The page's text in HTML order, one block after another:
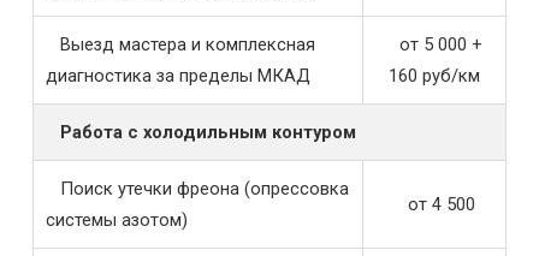
Выезд мастера и комплексная
диагностика за пределы МКАД
от 5 000 +
160 руб/км
Работа с холодильным контуром
Поиск утечки фреона (опрессовка
системы азотом)
от 4 500